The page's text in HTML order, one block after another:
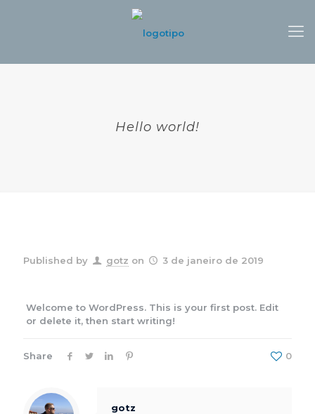
Hello world!
Published by gotz on 3 de janeiro de 2019
Welcome to WordPress. This is your first post. Edit
or delete it, then start writing!
Share 0
gotz